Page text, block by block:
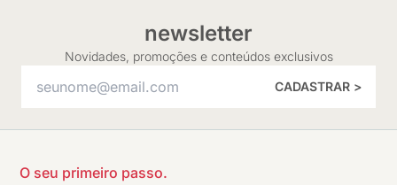
newsletter
Novidades, promoções e conteúdos exclusivos
CADASTRAR >
O seu primeiro passo.